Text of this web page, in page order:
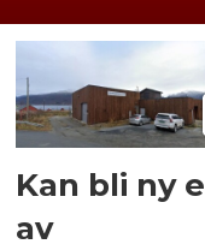
Kan bli ny
av